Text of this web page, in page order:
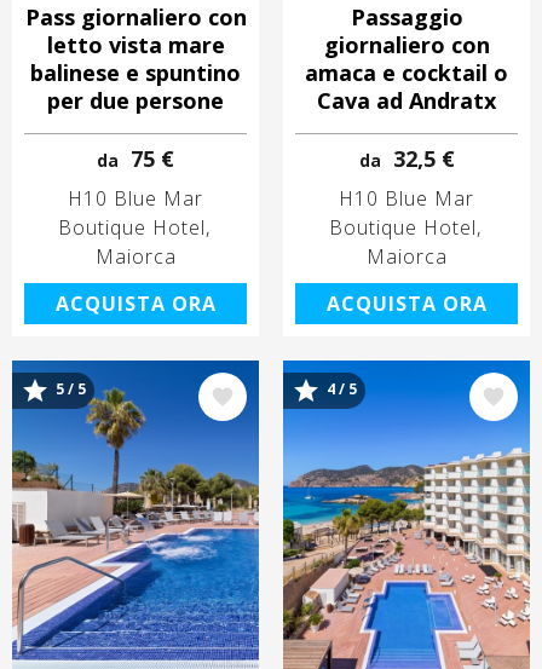
Pass giornaliero con
letto vista mare
balinese e spuntino
per due persone
da 75 €
H10 Blue Mar
Boutique Hotel
Maiorca
ACQUISTA ORA
Passaggio
giornaliero con
amaca e cocktail o
Cava ad Andratx
da 32,5 €
H10 Blue Mar
Boutique Hotel
Maiorca
ACQUISTA ORA
Immagine
5 / 5 Immagine
4 / 5